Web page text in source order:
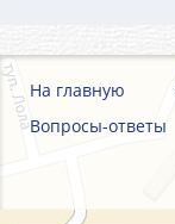
На главную
Вопросы-ответы